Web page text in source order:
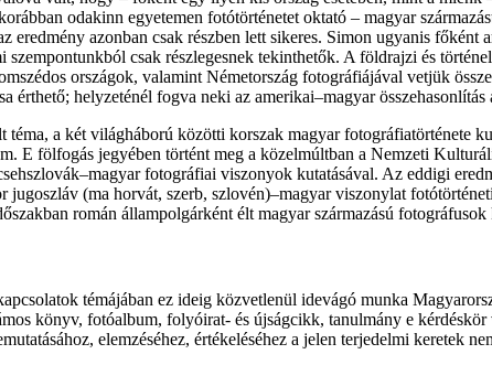
odakinn egyetemen fotótörténetet oktató – magyar
eredmény azonban csak részben lett sikeres. Simon ugyanis
szempontunkból csak részlegesnek tekinthetők. A földrajzi és
országok, valamint Németország fotográfiájával vetjük
érthető; helyzeténél fogva neki az amerikai–magyar összehasonlítás
téma, a két világháború közötti korszak magyar fotográfiatörténete
E fölfogás jegyében történt meg a közelmúltban a Nemzeti
fotográfiai viszonyok kutatásával. Az eddigi
(ma horvát, szerb, szlovén)–magyar viszonylat
román állampolgárként élt magyar származású
témájában ez ideig közvetlenül idevágó munka
könyv, fotóalbum, folyóirat- és újságcikk, tanulmány e
elemzéséhez, értékeléséhez a jelen terjedelmi keretek